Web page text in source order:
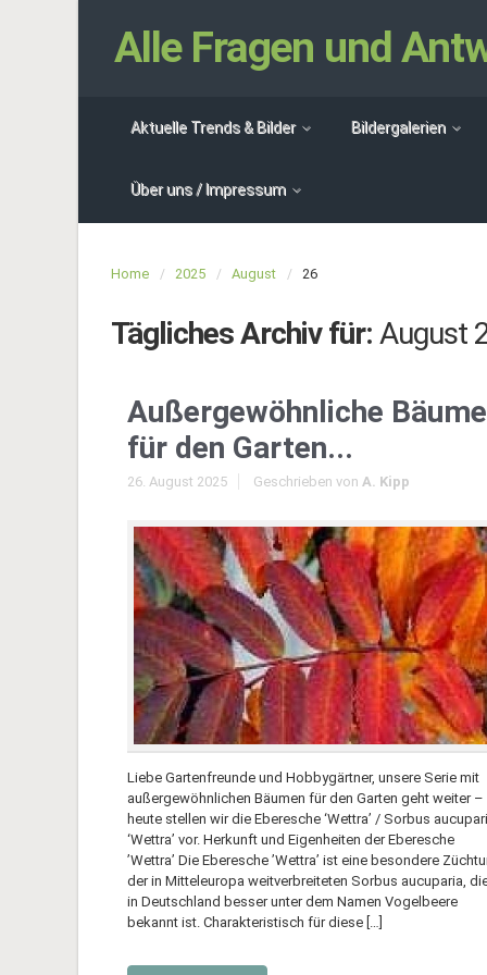
Alle Fragen und
Aktuelle Trends & Bilder Bildergalerien
Über uns / Impressum
Home 2025 August 26
Tägliches Archiv für: August
Außergewöhnliche Bäume
für den Garten...
26. August 2025 Geschrieben von A. Kipp
Liebe Gartenfreunde und Hobbygärtner, unsere Serie mit
außergewöhnlichen Bäumen für den Garten geht weiter –
heute stellen wir die Eberesche ‘Wettra’ / Sorbus
‘Wettra’ vor. Herkunft und Eigenheiten der Eberesche
’Wettra’ Die Eberesche ’Wettra’ ist eine besondere
der in Mitteleuropa weitverbreiteten Sorbus aucuparia,
in Deutschland besser unter dem Namen Vogelbeere
bekannt ist. Charakteristisch für diese […]